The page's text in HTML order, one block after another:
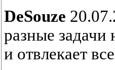
DeSouze
разные задачи
и отвлекает